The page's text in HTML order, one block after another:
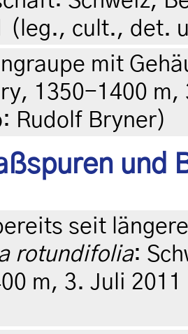
(leg., cult., det.
mit
1350-1400
Rudolf Bryner)
und
seit
rotundifolia:
m, 3. Juli